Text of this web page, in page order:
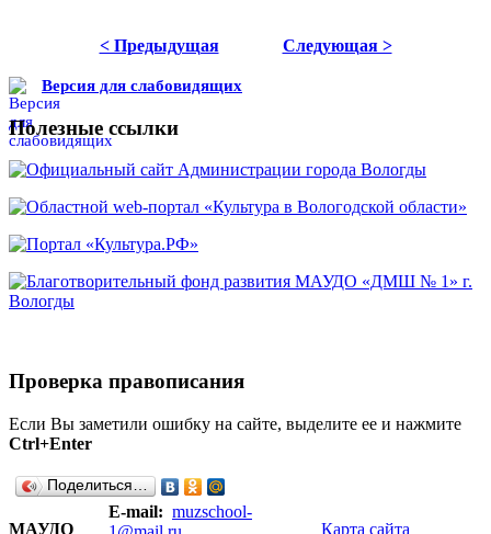
< Предыдущая Следующая >
Версия для слабовидящих
Полезные ссылки
Проверка правописания
Если Вы заметили ошибку на сайте, выделите ее и нажмите
Ctrl+Enter
Поделиться…
МАУДО
E-mail: muzschool-
Карта сайта